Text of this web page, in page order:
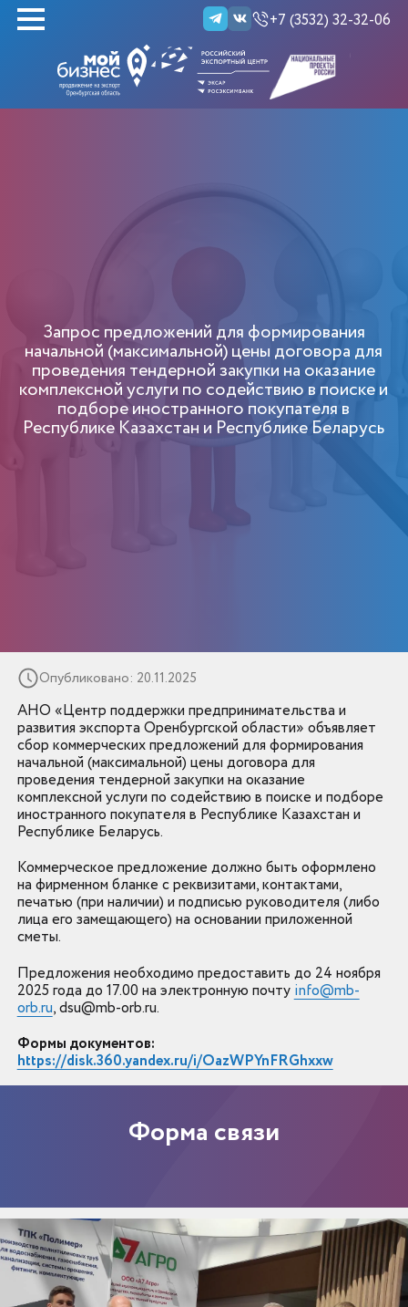
+7 (3532) 32-32-06
Запрос предложений для формирования
начальной (максимальной) цены договора для
проведения тендерной закупки на оказание
комплексной услуги по содействию в поиске и
подборе иностранного покупателя в
Республике Казахстан и Республике Беларусь
Опубликовано: 20.11.2025
АНО «Центр поддержки предпринимательства и
развития экспорта Оренбургской области» объявляет
сбор коммерческих предложений для формирования
начальной (максимальной) цены договора для
проведения тендерной закупки на оказание
комплексной услуги по содействию в поиске и подборе
иностранного покупателя в Республике Казахстан и
Республике Беларусь.
Коммерческое предложение должно быть оформлено
на фирменном бланке с реквизитами, контактами,
печатью (при наличии) и подписью руководителя (либо
лица его замещающего) на основании приложенной
сметы.
Предложения необходимо предоставить до 24 ноября
2025 года до 17.00 ​​​​​​​на электронную почту info@mb-
orb.ru, dsu@mb-orb.ru.
Формы документов:
https://disk.360.yandex.ru/i/OazWPYnFRGhxxw
Форма связи